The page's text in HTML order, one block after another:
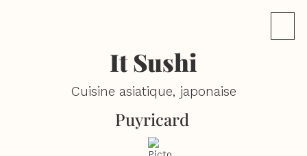
It Sushi
Cuisine asiatique, japonaise
Puyricard